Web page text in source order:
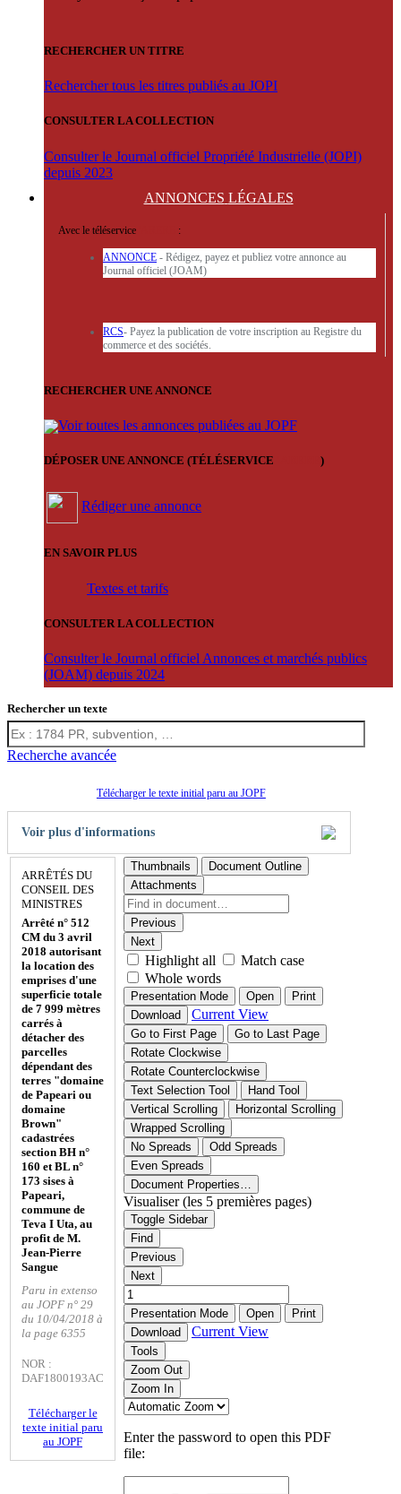
RECHERCHER UN TITRE
Rechercher tous les titres publiés au JOPI
CONSULTER LA COLLECTION
Consulter le Journal officiel Propriété Industrielle (JOPI)
depuis 2023
ANNONCES LÉGALES
Avec le téléservice :
ANNONCE - Rédigez, payez et publiez votre annonce au
Journal officiel (JOAM)
RCS- Payez la publication de votre inscription au Registre du
commerce et des sociétés.
RECHERCHER UNE ANNONCE
Voir toutes les annonces publiées au JOPF
DÉPOSER UNE ANNONCE (TÉLÉSERVICE )
Rédiger une annonce
EN SAVOIR PLUS
Textes et tarifs
CONSULTER LA COLLECTION
Consulter le Journal officiel Annonces et marchés publics
(JOAM) depuis 2024
Rechercher un texte
Recherche avancée
Télécharger le texte initial paru au JOPF
Voir plus d'informations
ARRÊTÉS DU
CONSEIL DES
MINISTRES
Arrêté n° 512
CM du 3 avril
2018 autorisant
la location des
emprises d'une
superficie totale
de 7 999 mètres
carrés à
détacher des
parcelles
dépendant des
terres "domaine
de Papeari ou
domaine
Brown"
cadastrées
section BH n°
160 et BL n°
173 sises à
Papeari,
commune de
Teva I Uta, au
profit de M.
Jean-Pierre
Sangue
Paru in extenso
au JOPF n° 29
du 10/04/2018 à
la page 6355
NOR :
DAF1800193AC
Télécharger le
texte initial paru
au JOPF
Thumbnails
Document Outline
Attachments
Previous
Next
Highlight all
Match case
Whole words
Presentation Mode Open
Print
Download
Current View
Go to First Page
Go to Last Page
Rotate Clockwise
Rotate Counterclockwise
Text Selection Tool
Hand Tool
Vertical Scrolling
Horizontal Scrolling
Wrapped Scrolling
No Spreads
Odd Spreads
Even Spreads
Document Properties…
Visualiser (les 5 premières pages)
Toggle Sidebar
Find
Previous
Next
Presentation Mode Open
Print
Download
Current View
Tools
Zoom Out
Zoom In
Enter the password to open this PDF
file: